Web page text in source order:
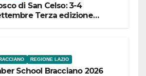
di San Celso: 3-4
Terza edizione
REGIONE LAZIO
School Bracciano 2026